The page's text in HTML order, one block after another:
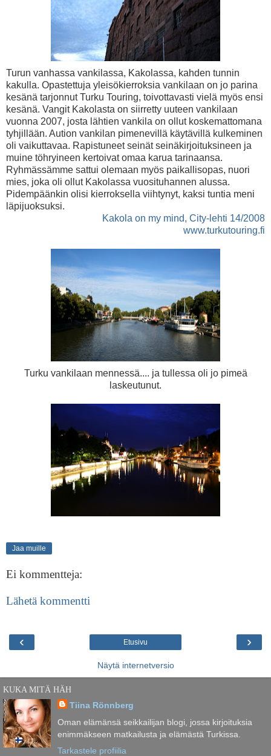
Turun vanhassa vankilassa, Kakolassa, kahden tunnin
kakulla. Opastettuja yleisökierroksia vankilaan on jo parina
kesänä tarjonnut Turku Touring, toivottavasti vielä myös ensi
kesänä. Vangit Kakolasta on siirretty uuteen vankilaan
vuonna 2007, josta lähtien vankila on ollut koskemattomana
tyhjillään. Aution vankilan pimenevillä käytävillä kulkeminen
oli vaikuttavaa. Rapistuneet seinät seinäkirjoituksineen ja
muine töhryineen kertoivat omaa karua tarinaansa.
Ryhmässämme sattui olemaan myös paikallisopas, nuori
mies, joka oli ollut Kakolassa vuosituhannen alussa.
Pidempäänkin olisi kierroksella viihtynyt, kaksi tuntia meni
läpijuoksuksi.
Kakola on my mind, City-lehti 14/2008
www.turkutouring.fi
Turku vankilaan mennessä.... ja tullessa oli jo pimeä
laskeutunut.
Jaa muille
Ei kommentteja:
Lähetä kommentti
‹ ›
Etusivu
Näytä internetversio
KUKA MITÄ HÄH
Tiina Rönnberg
Oman elämänsä seikkailijan blogi, jossa kirjoituksia
enimmäkseen matkailusta ja elämästä Turkissa.
Tarkastele profiilia